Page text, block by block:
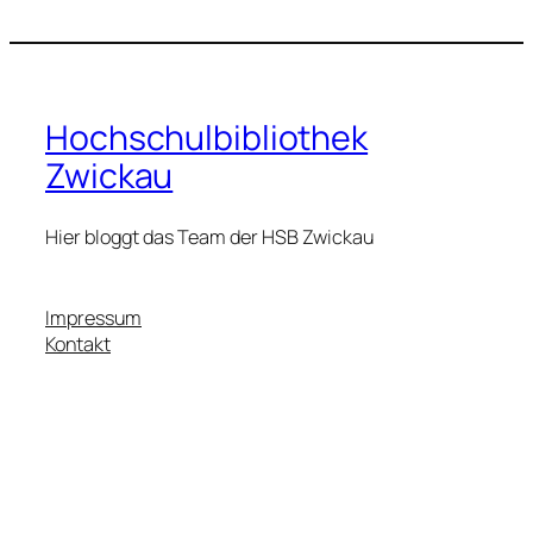
Hochschulbibliothek
Zwickau
Hier bloggt das Team der HSB Zwickau
Impressum
Kontakt